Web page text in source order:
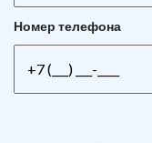
Номер телефона